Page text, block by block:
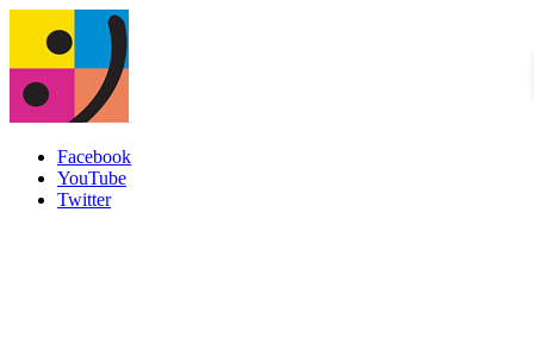
Facebook
YouTube
Twitter